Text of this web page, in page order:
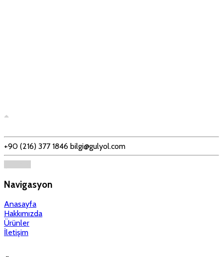
+90 (216) 377 1846 bilgi@gulyol.com
Navigasyon
Anasayfa
Hakkımızda
Ürünler
İletişim